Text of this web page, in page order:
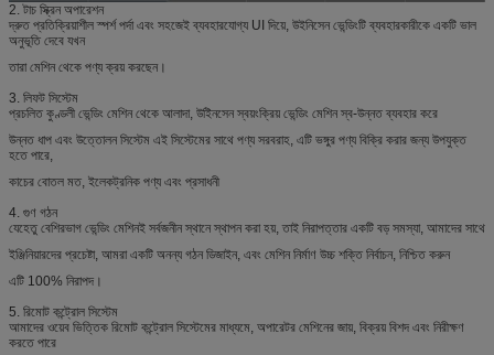
2. টাচ স্ক্রিন অপারেশন
দ্রুত প্রতিক্রিয়াশীল স্পর্শ পর্দা এবং সহজেই ব্যবহারযোগ্য UI দিয়ে, উইনিসেন ভেন্ডিংটি ব্যবহারকারীকে একটি ভাল
অনুভূতি দেবে যখন
তারা মেশিন থেকে পণ্য ক্রয় করছেন।
3. লিফট সিস্টেম
প্রচলিত কুণ্ডলী ভেন্ডিং মেশিন থেকে আলাদা, উইিনসেন স্বয়ংক্রিয় ভেন্ডিং মেশিন স্ব-উন্নত ব্যবহার করে
উন্নত ধাপ এবং উত্তোলন সিস্টেম এই সিস্টেমের সাথে পণ্য সরবরাহ, এটি ভঙ্গুর পণ্য বিক্রি করার জন্য উপযুক্ত
হতে পারে,
কাচের বোতল মত, ইলেকট্রনিক পণ্য এবং প্রসাধনী
4. গুণ গঠন
যেহেতু বেশিরভাগ ভেন্ডিং মেশিনই সর্বজনীন স্থানে স্থাপন করা হয়, তাই নিরাপত্তার একটি বড় সমস্যা, আমাদের সাথে
ইঞ্জিনিয়ারদের প্রচেষ্টা, আমরা একটি অনন্য গঠন ডিজাইন, এবং মেশিন নির্মাণ উচ্চ শক্তি নির্বাচন, নিশ্চিত করুন
এটি 100% নিরাপদ।
5. রিমোট কন্ট্রোল সিস্টেম
আমাদের ওয়েব ভিত্তিক রিমোট কন্ট্রোল সিস্টেমের মাধ্যমে, অপারেটর মেশিনের জায়, বিক্রয় বিশদ এবং নিরীক্ষণ
করতে পারে